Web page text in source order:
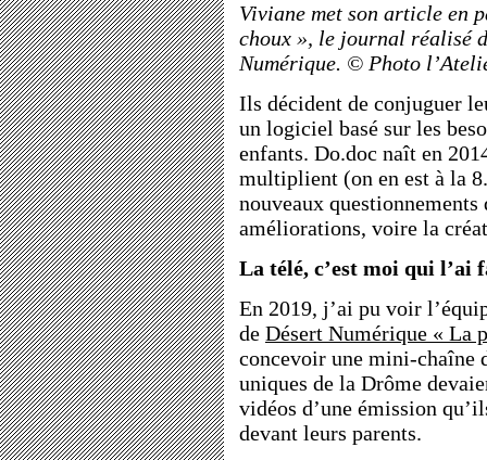
Viviane met son article en
choux », le journal réalisé
Numérique. © Photo
Ils décident de conjuguer
un logiciel basé sur les
enfants. Do.doc naît en
multiplient (on en est à la
nouveaux
améliorations, voire la
La télé, c’est moi qui l’ai
En 2019, j’ai pu voir
de Désert Numérique « La
concevoir une mini-chaîne
uniques de la Drôme
vidéos d’une émission
devant leurs parents.